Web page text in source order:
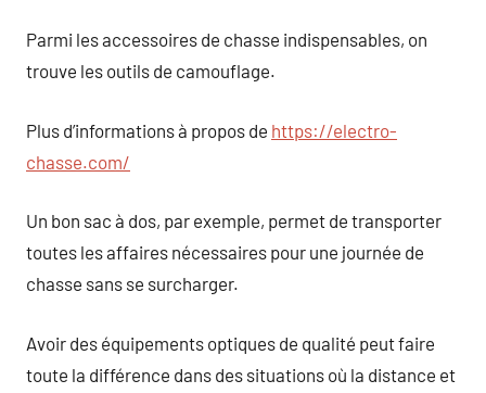
Parmi les accessoires de chasse indispensables, on
trouve les outils de camouflage.
Plus d’informations à propos de https://electro-
chasse.com/
Un bon sac à dos, par exemple, permet de transporter
toutes les affaires nécessaires pour une journée de
chasse sans se surcharger.
Avoir des équipements optiques de qualité peut faire
toute la différence dans des situations où la distance et